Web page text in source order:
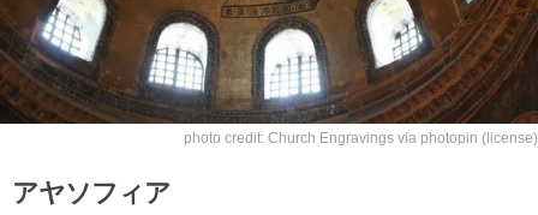
photo credit: Church Engravings via photopin (license)
アヤソフィア